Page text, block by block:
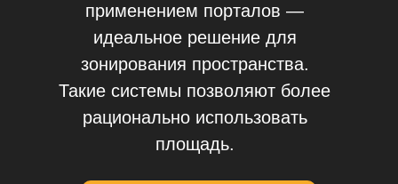
применением порталов —
идеальное решение для
зонирования пространства.
Такие системы позволяют более
рационально использовать
площадь.